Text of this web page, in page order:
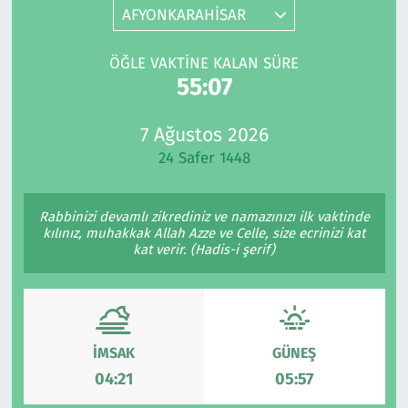
AFYONKARAHİSAR
ÖĞLE VAKTINE KALAN SÜRE
55:07
7 Ağustos 2026
24 Safer 1448
Rabbinizi devamlı zikrediniz ve namazınızı ilk vaktinde
kılınız, muhakkak Allah Azze ve Celle, size ecrinizi kat
kat verir. (Hadis-i şerif)
İMSAK
04:21
GÜNEŞ
05:57
Kültür Sanat
Lezzet Durağı
Otomobil
Ramazan